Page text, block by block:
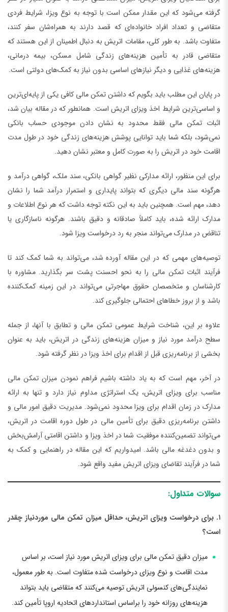
گرفته می‌شود که این مقدار ممکن است با توجه به نوع ویزا، شرایط فردی
متقاضی و تعداد افراد خانواده‌ای که قصد دارند به همراه‌شان سفر کنند،
متفاوت باشد. به طور کلی، مقامات اتریش به دنبال اطمینان از این هستند که
متقاضی قادر به تأمین هزینه‌های زندگی شامل مسکن، بیمه درمانی،
هزینه‌های غذایی و دیگر نیازهای اساسی بدون نیاز به کمک‌های دولتی است.
در پایان این مطلب باید بگویم که داشتن تمکن مالی کافی یکی از پایه‌ای‌ترین
و اساسی‌ترین شرایط اخذ ویزای اتریش است. همانطور که در مقاله بیان شد،
اثبات تمکن مالی فقط محدود به نشان دادن موجودی حساب بانکی
نمی‌شود، بلکه شما باید توانایی پوشش هزینه‌های زندگی خود در طول مدت
اقامت خود در اتریش را به صورت کامل و معتبر نشان دهید.
برای این منظور، ارائه مدارکی نظیر گواهی بانکی، سند ملک، گواهی درآمد و
هرگونه سند مالی دیگری که بتواند پایداری و استمرار درآمد شما را نشان
دهد، مهم است. همچنین باید به این نکته توجه داشت که هر نوع اطلاعات و
مدارک ارائه شده، باید کاملاً صادقانه و دقیق باشند. هرگونه ناسازگاری یا
تناقض در مدارک می‌تواند منجر به رد درخواست ویزا شود.
توصیه‌های مهمی که در این مقاله آورده شد، می‌تواند به شما کمک کند تا
فرآیند اثبات تمکن مالی را به نحو احسنت پشت سر بگذارید. مشاوره با
کارشناسان و متخصصان حقوق مهاجرتی می‌تواند در این زمینه کمک‌کننده
باشد و از بروز خطاهای احتمالی جلوگیری کند.
علاوه بر این، شناخت شرایط عمومی تمکن مالی و تطابق با آنها، از جمله
سطح درآمد مورد نیاز و میزان هزینه‌های زندگی در اتریش، باید به عنوان
بخشی از برنامه‌ریزی قبل از اقدام برای اخذ ویزا در نظر گرفته شود.
در آخر، مهم است که به یاد داشته باشیم فراهم نمودن میزان تمکن مالی
مناسب برای ویزای اتریش، یک استراتژی مداوم نیاز دارد و تنها به ارائه
مدارک در زمان اقدام برای ویزا محدود نمی‌شود. مدیریت دقیق امور مالی و
داشتن برنامه‌ریزی دقیق برای تأمین مالی در طول دوره اقامت در اتریش،
می‌تواند تضمین‌کننده موفقیت شما در اخذ ویزا و داشتن اقامتی آرامش‌بخش
و بدون دغدغه مالی باشد. امیدواریم که این مقاله در راهنمایی و کمک به
شما در فرآیند تقاضای ویزای اتریش مفید واقع شود.
سوالات متداول:
۱. برای درخواست ویزای اتریش، حداقل میزان تمکن مالی موردنیاز چقدر
است؟
میزان دقیق تمکن مالی برای ویزای اتریش مورد نیاز است، بر اساس
مدت اقامت و نوع ویزای درخواست شده متفاوت است. به طور معمول،
نمایندگی‌های کنسولی اتریش توصیه می‌کنند که متقاضی باید بتواند
هزینه‌های روزانه خود را براساس استانداردهای اتحادیه اروپا تأمین کند.